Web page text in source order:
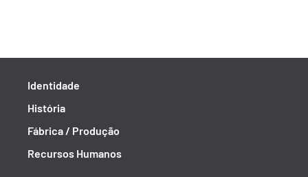
Identidade
História
Fábrica / Produção
Recursos Humanos